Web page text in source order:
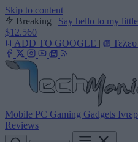
Skip to content
Breaking | Say hello to my
$12.560
ADD TO GOOGLE |
Mobile PC Gaming Gadgets
Reviews